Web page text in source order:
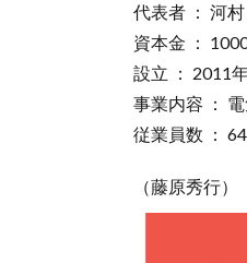
代表者 ： 河
資本金 ：
設立 ： 2011
事業内容 ：
従業員数 ：
（藤原秀行）